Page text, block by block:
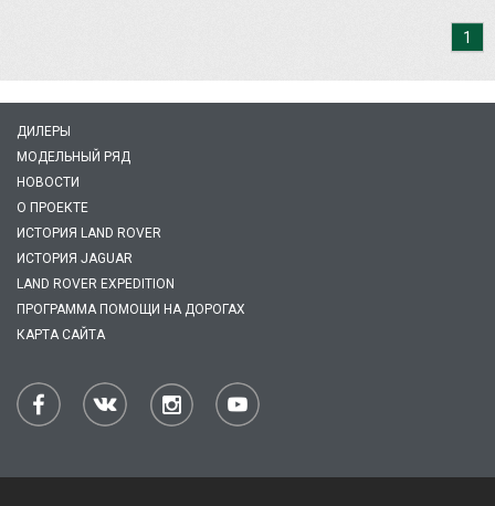
1
ДИЛЕРЫ
МОДЕЛЬНЫЙ РЯД
НОВОСТИ
О ПРОЕКТЕ
ИСТОРИЯ LAND ROVER
ИСТОРИЯ JAGUAR
LAND ROVER EXPEDITION
ПРОГРАММА ПОМОЩИ НА ДОРОГАХ
КАРТА САЙТА